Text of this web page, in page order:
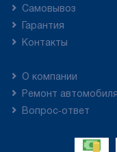
Самовывоз
Гарантия
Контакты
О компании
Ремонт автомобиля
Вопрос-ответ